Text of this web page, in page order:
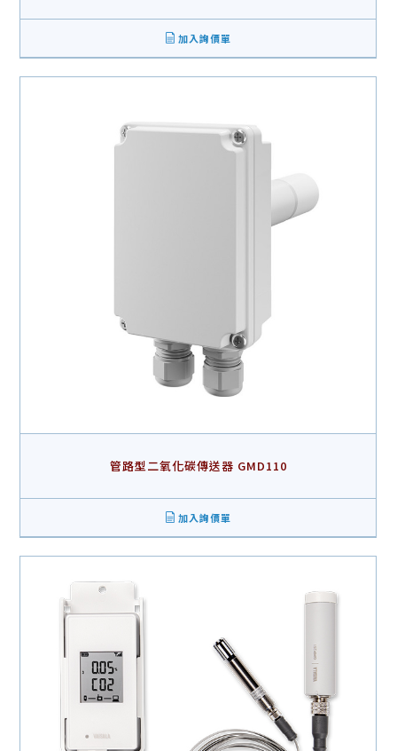
加入詢價單
管路型二氧化碳傳送器 GMD110
加入詢價單